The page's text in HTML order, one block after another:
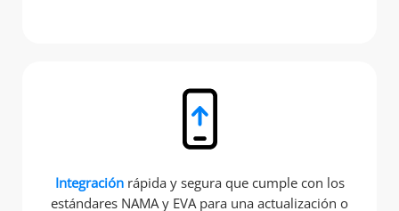
Integración rápida y segura que cumple con los
estándares NAMA y EVA para una actualización o